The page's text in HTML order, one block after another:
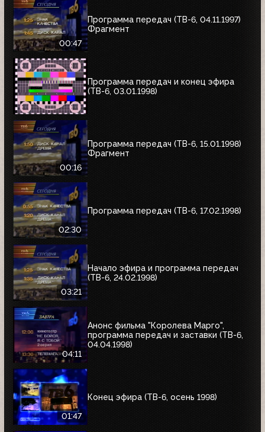
00:47
Программа передач (ТВ-6, 04.11.1997)
Фрагмент
Программа передач и конец эфира
(ТВ-6, 03.01.1998)
00:16
Программа передач (ТВ-6, 15.01.1998)
Фрагмент
02:30
Программа передач (ТВ-6, 17.02.1998)
03:21
Начало эфира и программа передач
(ТВ-6, 24.02.1998)
04:11
Анонс фильма "Королева Марго",
программа передач и заставки (ТВ-6,
04.04.1998)
01:47
Конец эфира (ТВ-6, осень 1998)